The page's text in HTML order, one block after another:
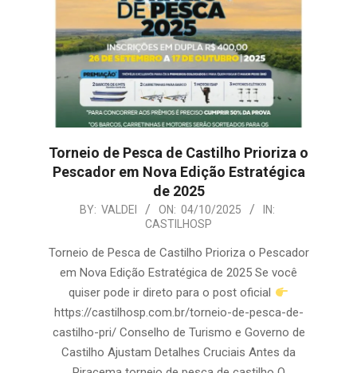
Torneio de Pesca de Castilho Prioriza o
Pescador em Nova Edição Estratégica
de 2025
04
BY: VALDEI ON: 04/10/2025
IN:
CASTILHOSP
Torneio de Pesca de Castilho Prioriza o Pescador
em Nova Edição Estratégica de 2025 Se você
quiser pode ir direto para o post oficial
https://castilhosp.com.br/torneio-de-pesca-de-
castilho-pri/ Conselho de Turismo e Governo de
Castilho Ajustam Detalhes Cruciais Antes da